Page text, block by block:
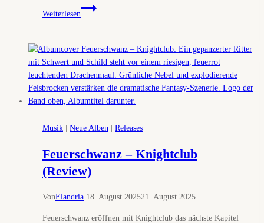
Weiterlesen
Burning
Witches
Inquisition
(Review)
Musik | Neue Alben | Releases
Feuerschwanz – Knightclub
(Review)
VonElandria 18. August 202521. August 2025
Feuerschwanz eröffnen mit Knightclub das nächste Kapitel